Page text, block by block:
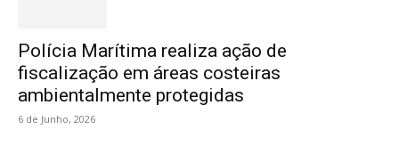
Polícia Marítima realiza ação de
fiscalização em áreas costeiras
ambientalmente protegidas
6 de Junho, 2026